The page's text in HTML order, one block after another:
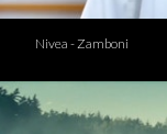
Nivea - Zamboni